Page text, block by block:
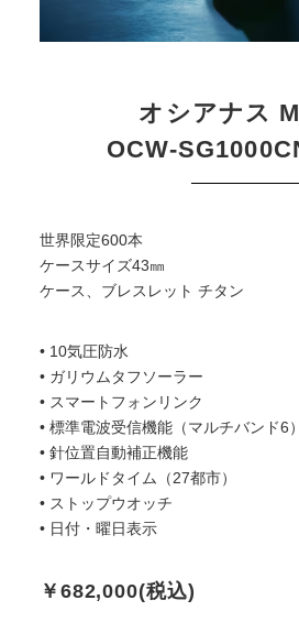
オシアナス
OCW-
世界限定600本
ケースサイズ43㎜
ケース、ブレスレット チタン
• 10気圧防水
• ガリウムタフソーラー
• スマートフォンリンク
• 標準電波受信機能（マルチバンド6）
• 針位置自動補正機能
• ワールドタイム（27都市）
• ストップウオッチ
• 日付・曜日表示
￥ 682,000(税込)